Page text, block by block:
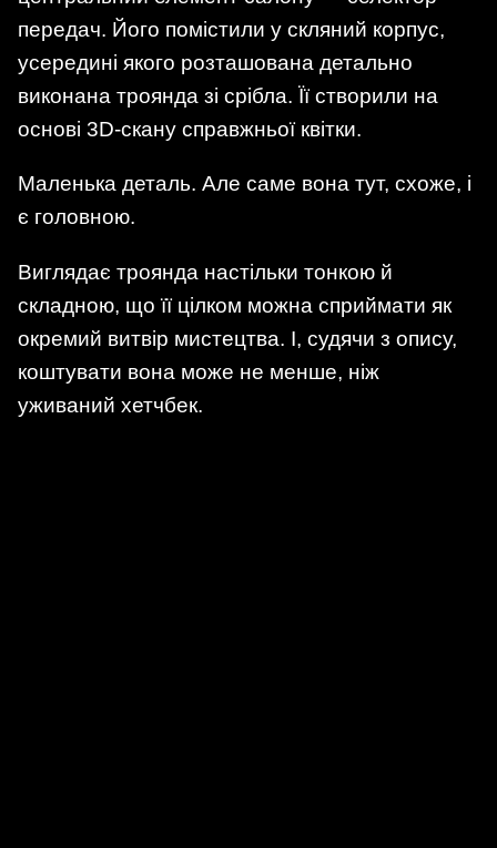
передач. Його помістили у скляний корпус,
усередині якого розташована детально
виконана троянда зі срібла. Її створили на
основі 3D-скану справжньої квітки.
Маленька деталь. Але саме вона тут, схоже, і
є головною.
Виглядає троянда настільки тонкою й
складною, що її цілком можна сприймати як
окремий витвір мистецтва. І, судячи з опису,
коштувати вона може не менше, ніж
уживаний хетчбек.